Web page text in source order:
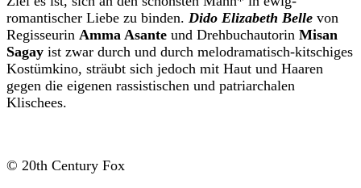
romantischer Liebe zu binden. Dido Elizabeth Belle von
Regisseurin Amma Asante und Drehbuchautorin Misan
Sagay ist zwar durch und durch melodramatisch-kitschiges
Kostümkino, sträubt sich jedoch mit Haut und Haaren
gegen die eigenen rassistischen und patriarchalen
Klischees.
© 20th Century Fox